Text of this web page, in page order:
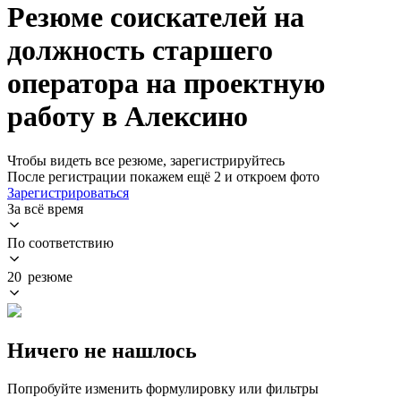
Резюме соискателей на
должность старшего
оператора на проектную
работу в Алексино
Чтобы видеть все резюме, зарегистрируйтесь
После регистрации покажем ещё 2 и откроем фото
Зарегистрироваться
За всё время
По соответствию
20 резюме
Ничего не нашлось
Попробуйте изменить формулировку или фильтры